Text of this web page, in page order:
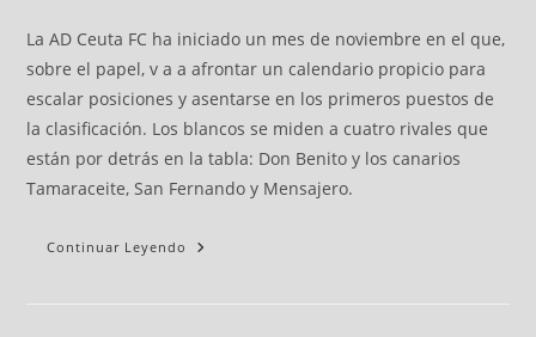
La AD Ceuta FC ha iniciado un mes de noviembre en el que,
sobre el papel, v a a afrontar un calendario propicio para
escalar posiciones y asentarse en los primeros puestos de
la clasificación. Los blancos se miden a cuatro rivales que
están por detrás en la tabla: Don Benito y los canarios
Tamaraceite, San Fernando y Mensajero.
Continuar Leyendo